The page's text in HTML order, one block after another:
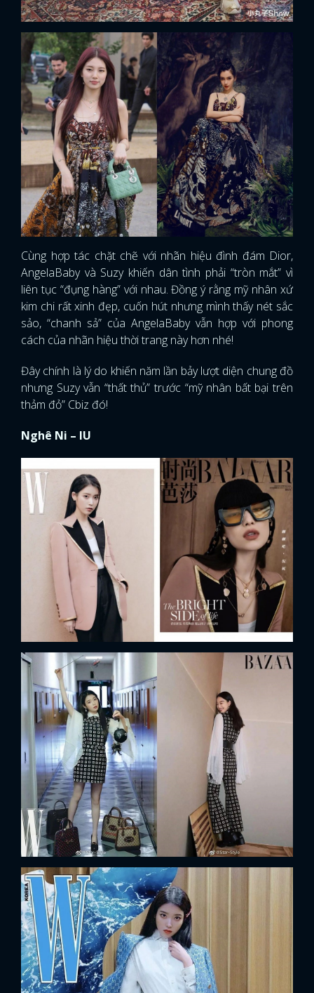
Cùng hợp tác chặt chẽ với nhãn hiệu đình đám Dior,
AngelaBaby và Suzy khiến dân tình phải “tròn mắt” vì
liên tục “đụng hàng” với nhau. Đồng ý rằng mỹ nhân xứ
kim chi rất xinh đẹp, cuốn hút nhưng mình thấy nét sắc
sảo, “chanh sả” của AngelaBaby vẫn hợp với phong
cách của nhãn hiệu thời trang này hơn nhé!
Đây chính là lý do khiến năm lần bảy lượt diện chung đồ
nhưng Suzy vẫn “thất thủ” trước “mỹ nhân bất bại trên
thảm đỏ” Cbiz đó!
Nghê Ni – IU